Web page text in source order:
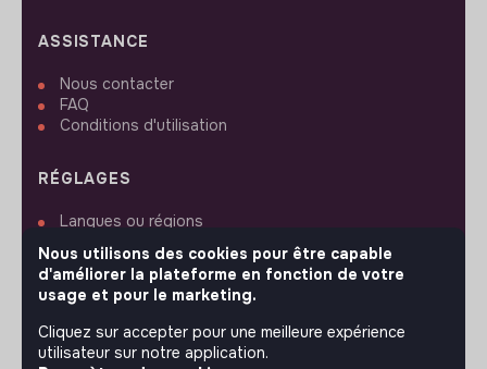
ASSISTANCE
Nous contacter
FAQ
Conditions d'utilisation
RÉGLAGES
Langues ou régions
Plan du site
Paramètres des cookies
Nous utilisons des cookies pour être capable
d'améliorer la plateforme en fonction de votre
usage et pour le marketing.
Cliquez sur accepter pour une meilleure expérience
utilisateur sur notre application.